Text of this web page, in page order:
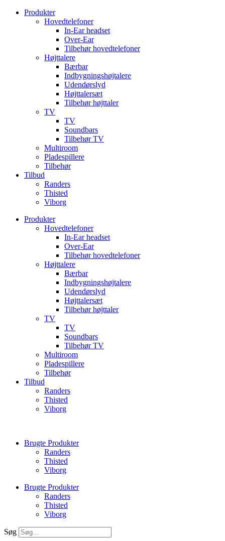
VidereProdukter
Hovedtelefoner
In-Ear headset
Over-Ear
Tilbehør hovedtelefoner
Højttalere
Bærbar
Indbygningshøjtalere
Udendørslyd
Højttalersæt
Tilbehør højttaler
TV
TV
Soundbars
Tilbehør TV
Multiroom
Pladespillere
Tilbehør
Tilbud
Randers
Thisted
Viborg
Produkter
Hovedtelefoner
In-Ear headset
Over-Ear
Tilbehør hovedtelefoner
Højttalere
Bærbar
Indbygningshøjtalere
Udendørslyd
Højttalersæt
Tilbehør højttaler
TV
TV
Soundbars
Tilbehør TV
Multiroom
Pladespillere
Tilbehør
Tilbud
Randers
Thisted
Viborg
Brugte Produkter
Randers
Thisted
Viborg
Brugte Produkter
Randers
Thisted
Viborg
Søg